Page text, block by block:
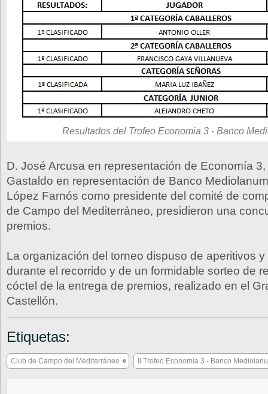
Resultados del Trofeo Economia 3 - Banco
D. José Arcusa en representación de Economía
Gastaldo en representación de Banco
López Farnós como presidente del comité de
de Campo del Mediterráneo, presidieron una
premios.
La organización del torneo dispuso de aperitivos y
durante el recorrido y de un formidable sorteo de
cóctel de la entrega de premios, realizado en el
Castellón.
Etiquetas:
Club de Campo del Mediterráneo II Trofeo Economía 3 - Banco